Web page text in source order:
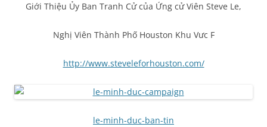
Giới Thiệu Ủy Ban Tranh Cử của Ứng cử Viên Steve Le,
Nghị Viên Thành Phố Houston Khu Vưc F
http://www.steveleforhouston.com/
le-minh-duc-ban-tin